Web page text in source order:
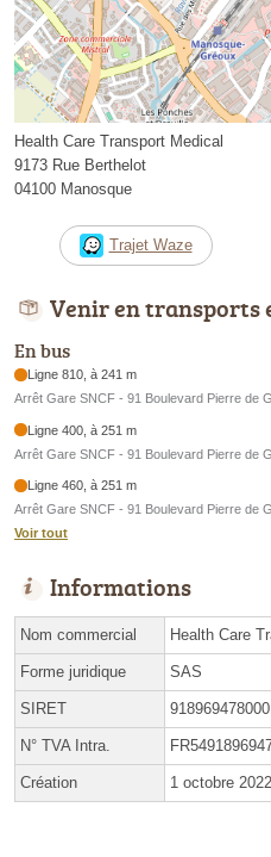
Health Care Transport Medical
9173 Rue Berthelot
04100 Manosque
Trajet Waze
Venir en transports
En bus
Ligne 810, à 241 m
Arrêt Gare SNCF - 91 Boulevard Pierre de
Ligne 400, à 251 m
Arrêt Gare SNCF - 91 Boulevard Pierre de
Ligne 460, à 251 m
Arrêt Gare SNCF - 91 Boulevard Pierre de
Voir tout
Informations
Nom commercial Health Care
Forme juridique SAS
SIRET
N° TVA Intra.
Création 1 octobre 2022